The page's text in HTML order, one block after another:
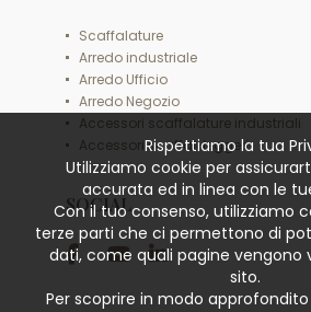
Scaffalature
Arredo industriale
Arredo Ufficio
Arredo Negozio
Accessori scaffalature industriali
Accessori scaffali leggeri
SOCIAL
Rispettiamo la tua
Utilizziamo cookie per
accurata ed in linea con le
Con il tuo consenso, utilizziamo
terze parti che ci permettono di
dati, come quali pagine vengono
sito.
Per scoprire in modo